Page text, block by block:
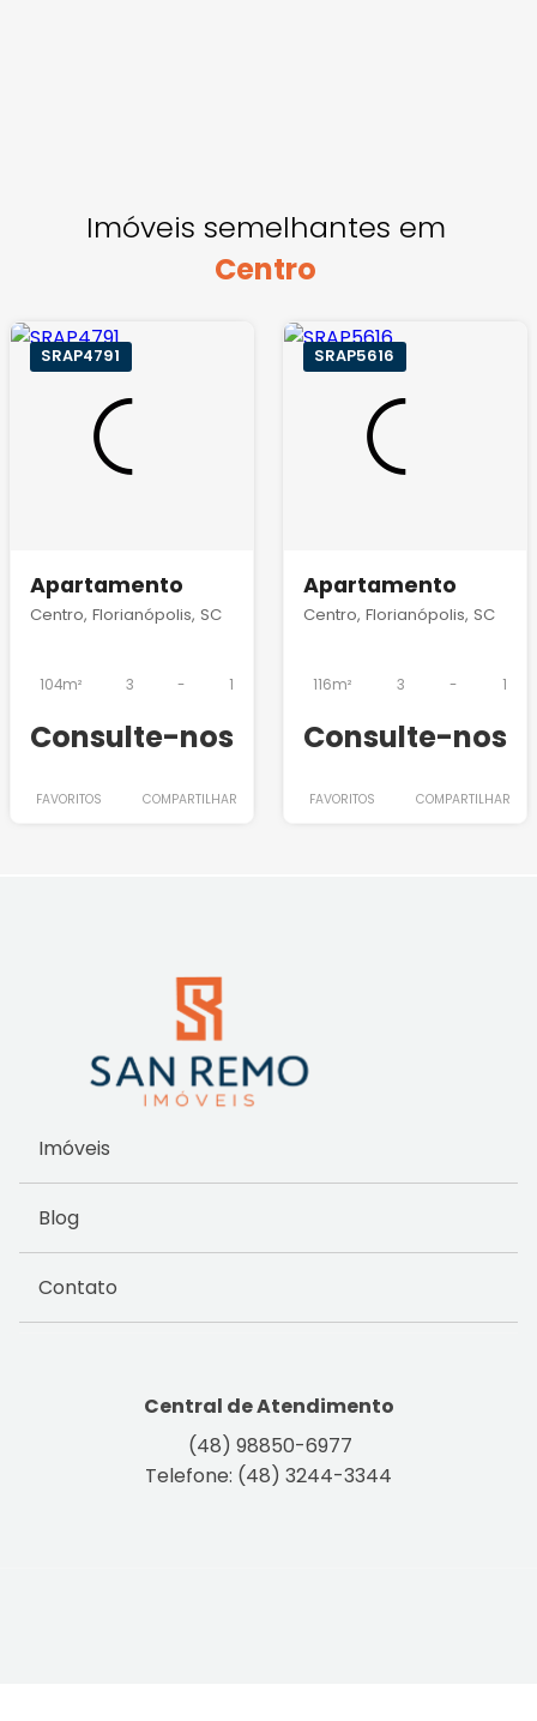
Imóveis semelhantes em
Centro
SRAP4791
Apartamento
Centro, Florianópolis, SC
104m² 3 - 1
Consulte-nos
FAVORITOS COMPARTILHAR
SRAP5616
Apartamento
Centro, Florianópolis, SC
116m² 3 - 1
Consulte-nos
FAVORITOS COMPARTILHAR
Imóveis
Blog
Contato
Central de Atendimento
(48) 98850-6977
Telefone: (48) 3244-3344